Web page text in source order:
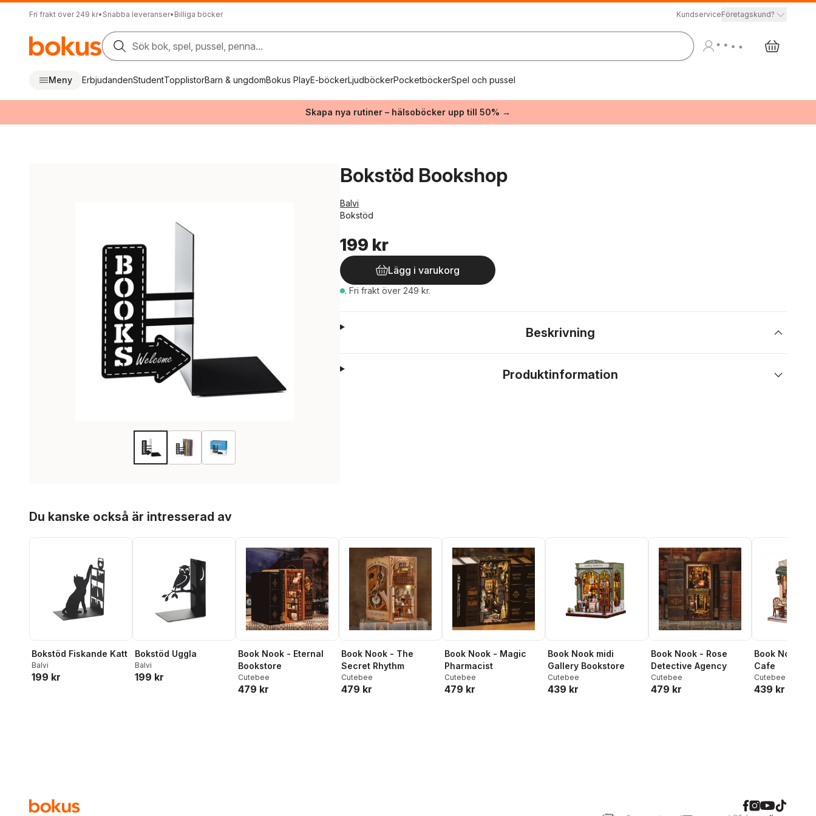
Fri frakt över 249 kr• Snabba leveranser• Billiga böcker KundserviceFöretagskund?
Sök bok, spel, pussel, penna...
Meny ErbjudandenStudentTopplistorBarn & ungdomBokus PlayE-böckerLjudböckerPocketböckerSpel och pussel
Skapa nya rutiner – hälsoböcker upp till 50% →
Bokstöd Bookshop
Balvi
Bokstöd
199 kr
Lägg i varukorg
. Fri frakt över 249 kr.
Beskrivning
Produktinformation
Du kanske också är intresserad av
Bokstöd Fiskande Katt
Balvi
199 kr
Bokstöd Uggla
Balvi
199 kr
Book Nook - Eternal
Bookstore
Cutebee
479 kr
Book Nook - The
Secret Rhythm
Cutebee
479 kr
Book Nook - Magic
Pharmacist
Cutebee
479 kr
Book Nook midi
Gallery Bookstore
Cutebee
439 kr
Book Nook - Rose
Detective Agency
Cutebee
479 kr
Book Nook
Cafe
Cutebee
439 kr